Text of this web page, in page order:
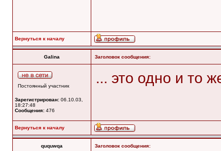
Вернуться к началу
Galina Заголовок сообщения:
Постоянный участник
Зарегистрирован: 06.10.03,
18:27:48
Сообщения: 476
... это одно и то
Вернуться к началу
ququwqa Заголовок сообщения: